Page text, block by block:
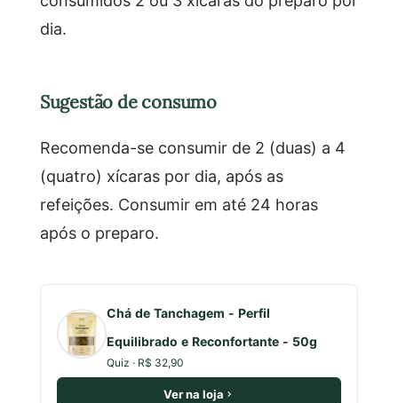
dia.
Sugestão de consumo
Recomenda-se consumir de 2 (duas) a 4
(quatro) xícaras por dia, após as
refeições. Consumir em até 24 horas
após o preparo.
Chá de Tanchagem - Perfil
Equilibrado e Reconfortante - 50g
Quiz · R$ 32,90
Ver na loja